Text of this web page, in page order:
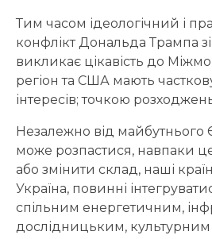
Тим часом ідеологічний і
конфлікт Дональда Трампа
викликає цікавість до
регіон та США мають
інтересів; точкою
Незалежно від майбутнього
може розпастися, навпаки
або змінити склад, наші
Україна, повинні
спільним енергетичним,
дослідницьким,